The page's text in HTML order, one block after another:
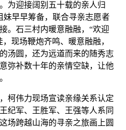
迎接阔别五十载的亲人归
妹早早筹备，联合寻亲志愿者
。石三村内暖意融融，“欢迎
现场鞭炮齐鸣、暖意融融，
汤圆，还为远道而来的随秀志
弥补数十年的亲情空缺，让他
伟力现场宣读亲缘关系认定
纪军、王胜军、王强等人系同
场跨越山海的寻亲之旅画上圆